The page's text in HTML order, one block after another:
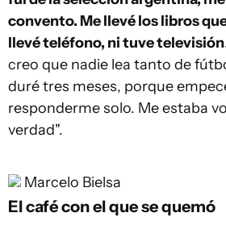
convento. Me llevé los libros
llevé teléfono, ni tuve televisión
creo que nadie lea tanto de
duré tres meses, porque
responderme solo. Me estaba
verdad".
Marcelo Bielsa
El café con el que se quemó